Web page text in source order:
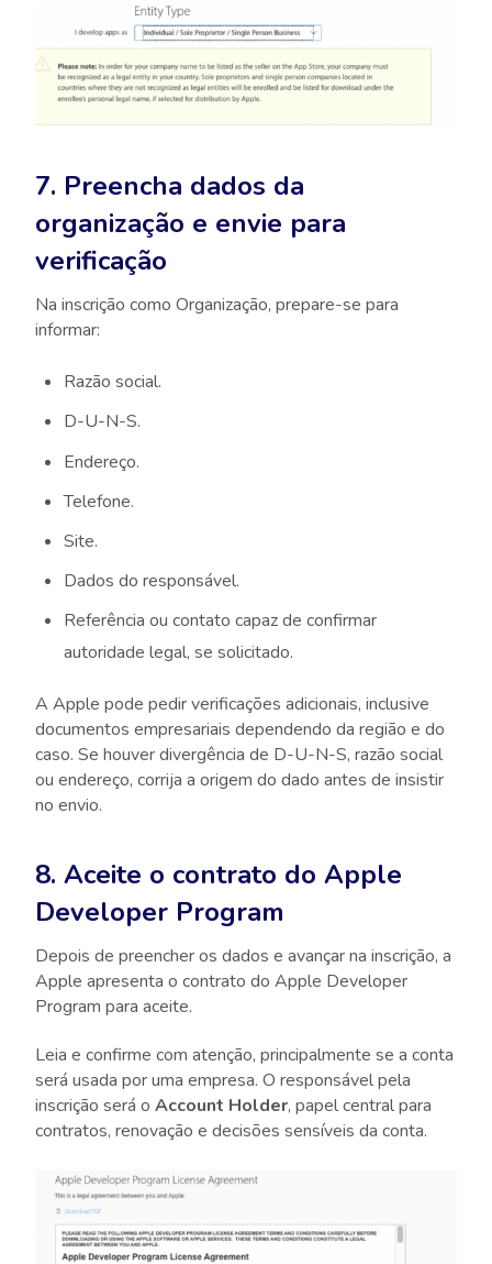
7. Preencha dados da
organização e envie para
verificação
Na inscrição como Organização, prepare-se para
informar:
Razão social.
D-U-N-S.
Endereço.
Telefone.
Site.
Dados do responsável.
Referência ou contato capaz de confirmar
autoridade legal, se solicitado.
A Apple pode pedir verificações adicionais, inclusive
documentos empresariais dependendo da região e do
caso. Se houver divergência de D-U-N-S, razão social
ou endereço, corrija a origem do dado antes de insistir
no envio.
8. Aceite o contrato do Apple
Developer Program
Depois de preencher os dados e avançar na inscrição, a
Apple apresenta o contrato do Apple Developer
Program para aceite.
Leia e confirme com atenção, principalmente se a conta
será usada por uma empresa. O responsável pela
inscrição será o Account Holder, papel central para
contratos, renovação e decisões sensíveis da conta.